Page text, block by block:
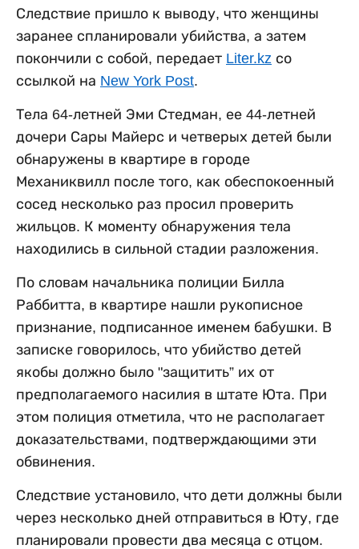
Следствие пришло к выводу, что женщины
заранее спланировали убийства, а затем
покончили с собой, передает Liter.kz со
ссылкой на New York Post.
Тела 64-летней Эми Стедман, ее 44-летней
дочери Сары Майерс и четверых детей были
обнаружены в квартире в городе
Механиквилл после того, как обеспокоенный
сосед несколько раз просил проверить
жильцов. К моменту обнаружения тела
находились в сильной стадии разложения.
По словам начальника полиции Билла
Раббитта, в квартире нашли рукописное
признание, подписанное именем бабушки. В
записке говорилось, что убийство детей
якобы должно было "защитить” их от
предполагаемого насилия в штате Юта. При
этом полиция отметила, что не располагает
доказательствами, подтверждающими эти
обвинения.
Следствие установило, что дети должны были
через несколько дней отправиться в Юту, где
планировали провести два месяца с отцом.